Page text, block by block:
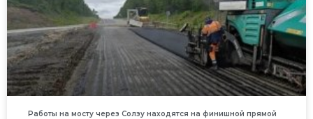
Работы на мосту через Солзу находятся на финишной прямой